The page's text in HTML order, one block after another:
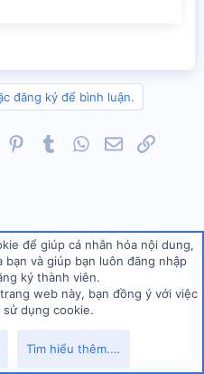
đăng ký để bình luận.
Pinterest
TumblrWhatsApp
EmailLink
cùng nương tựa, tu học, và làm
để giúp cá nhân hóa nội dung,
và giúp bạn luôn đăng nhập
ký thành viên.
web này, bạn đồng ý với việc
dụng cookie.
Tìm hiểu thêm.…